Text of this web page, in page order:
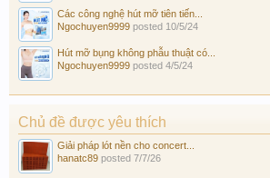
Các công nghệ hút mỡ tiên tiến...
Ngochuyen9999 posted 10/5/24
Hút mỡ bụng không phẫu thuật có...
Ngochuyen9999 posted 4/5/24
Chủ đề được yêu thích
Giải pháp lót nền cho concert...
hanatc89 posted 7/7/26